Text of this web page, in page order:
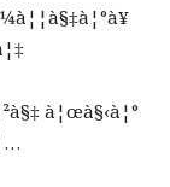
à¦œà§‹à¦°